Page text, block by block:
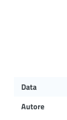
Data
Autore